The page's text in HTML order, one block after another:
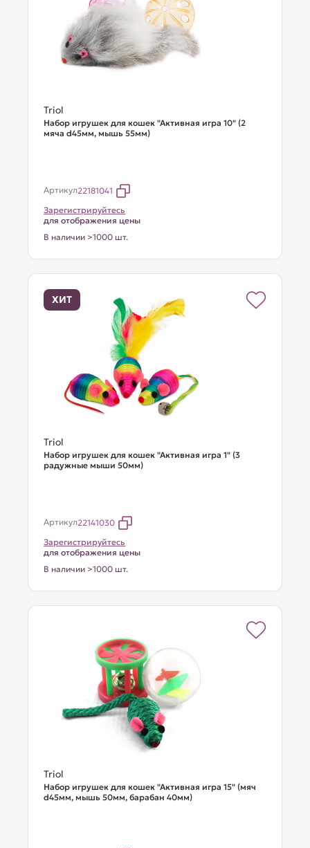
Triol
Набор игрушек для кошек "Активная игра 10" (2
мяча d45мм, мышь 55мм)
Артикул22181041
Зарегистрируйтесь
для отображения цены
В наличии >1000 шт.
ХИТ
Triol
Набор игрушек для кошек "Активная игра 1" (3
радужные мыши 50мм)
Артикул22141030
Зарегистрируйтесь
для отображения цены
В наличии >1000 шт.
Triol
Набор игрушек для кошек "Активная игра 15" (мяч
d45мм, мышь 50мм, барабан 40мм)